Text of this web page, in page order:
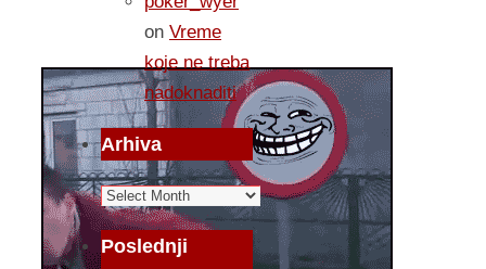
on Vreme
koje ne treba
nadoknaditi
Arhiva
Arhiva
Poslednji